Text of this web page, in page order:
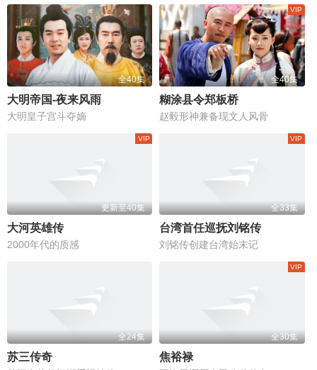
全40集
大明帝国-夜来风雨
大明皇子宫斗夺嫡
全40集
糊涂县令郑板桥
赵毅形神兼备现文人风骨
更新至40集
大河英雄传
2000年代的质感
全33集
台湾首任巡抚刘铭传
刘铭传创建台湾始末记
全24集
苏三传奇
全30集
焦裕禄